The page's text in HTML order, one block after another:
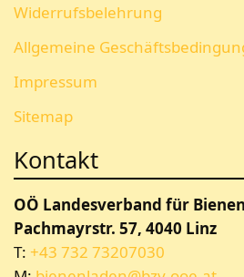
Widerrufsbelehrung
Allgemeine
Impressum
Sitemap
Kontakt
OÖ Landesverband für
Pachmayrstr. 57, 4040 Linz
T: +43 732 73207030